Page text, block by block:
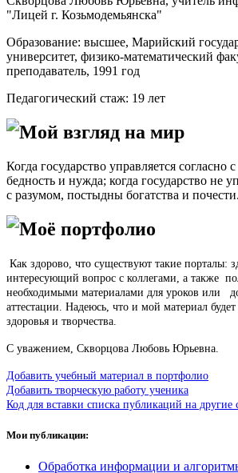
"Лицей г. Козьмодемьянска"
Образование: высшее, Марийский
университет, физико-математический
преподаватель, 1991 год
Педагогический стаж: 19 лет
Мой взгляд на мир
Когда государство управляется согласно
бедность и нужда; когда государство не
с разумом, постыдны богатства и почести.
Моё портфолио
Как здорово, что существуют такие порталы:
интересующий вопрос с коллегами, а также
необходимыми материалами для уроков или
аттестации. Надеюсь, что и мой материал
здоровья и творчества.
С уважением, Скворцова Любовь Юрьевна.
Добавить учебный материал в портфолио
Добавить творческую работу ученика
Код для вставки списка публикаций на другие
Мои публикации:
Обработка информации и